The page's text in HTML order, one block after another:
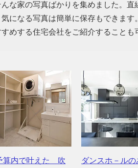
な家の写真ばかりを集めました。
になる写真は簡単に保存もできま
めする住宅会社をご紹介することも
算内で叶えた 吹
ダンスホ－ルの